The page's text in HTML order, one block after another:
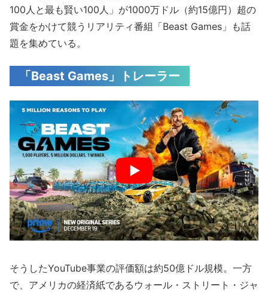
100人と最も賢い100人」が1000万ドル（約15億円）超の
賞金をかけて競うリアリティ番組「Beast Games」も話
題を集めている。
「Beast Games」トレーラー
そうしたYouTube事業の評価額は約50億ドル規模。一方
で、アメリカの経済紙であるウォール・ストリート・ジャ